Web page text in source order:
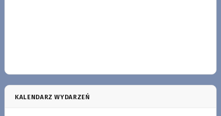
KALENDARZ WYDARZEŃ